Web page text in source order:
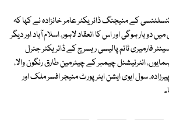
کے منیجنگ ڈائریکٹر عامر خانزادہ نے کہا کہ
دو بار ہوگی اور اس کا انعقاد لاہور، اسلام آباد اور دیگر
فارمیری ٹائم پالیسی ریسرچ کے ڈائریکٹر جنرل
انٹرنیشنل چیمبر کے چیئرمین طارق رنگون والا،
سول ایوی ایشن ایئرپورٹ منیجر افسر ملک اور